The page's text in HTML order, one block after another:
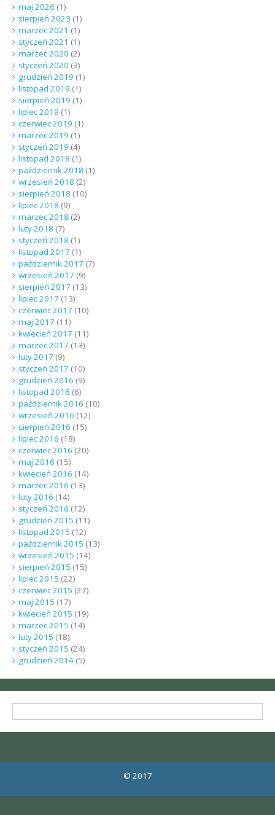
maj 2026 (1)
sierpień 2023 (1)
marzec 2021 (1)
styczeń 2021 (1)
marzec 2020 (2)
styczeń 2020 (3)
grudzień 2019 (1)
listopad 2019 (1)
sierpień 2019 (1)
lipiec 2019 (1)
czerwiec 2019 (1)
marzec 2019 (1)
styczeń 2019 (4)
listopad 2018 (1)
październik 2018 (1)
wrzesień 2018 (2)
sierpień 2018 (10)
lipiec 2018 (9)
marzec 2018 (2)
luty 2018 (7)
styczeń 2018 (1)
listopad 2017 (1)
październik 2017 (7)
wrzesień 2017 (9)
sierpień 2017 (13)
lipiec 2017 (13)
czerwiec 2017 (10)
maj 2017 (11)
kwiecień 2017 (11)
marzec 2017 (13)
luty 2017 (9)
styczeń 2017 (10)
grudzień 2016 (9)
listopad 2016 (6)
październik 2016 (10)
wrzesień 2016 (12)
sierpień 2016 (15)
lipiec 2016 (18)
czerwiec 2016 (20)
maj 2016 (15)
kwiecień 2016 (14)
marzec 2016 (13)
luty 2016 (14)
styczeń 2016 (12)
grudzień 2015 (11)
listopad 2015 (12)
październik 2015 (13)
wrzesień 2015 (14)
sierpień 2015 (15)
lipiec 2015 (22)
czerwiec 2015 (27)
maj 2015 (17)
kwiecień 2015 (19)
marzec 2015 (14)
luty 2015 (18)
styczeń 2015 (24)
grudzień 2014(5)
© 2017